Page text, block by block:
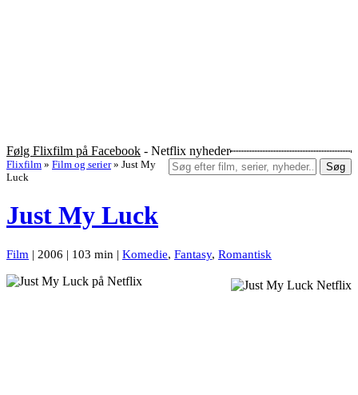
Følg Flixfilm på Facebook - Netflix nyheder
Søg
Flixfilm » Film og serier » Just My
Luck
Just My Luck
Film | 2006 | 103 min | Komedie, Fantasy, Romantisk